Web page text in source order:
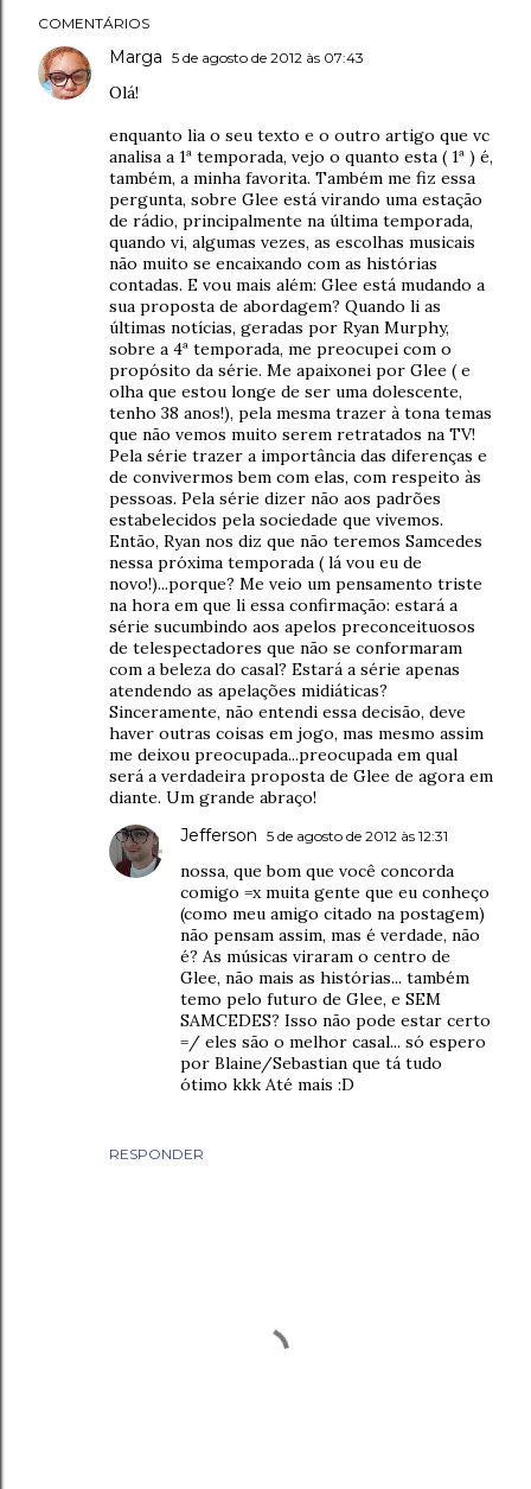
COMENTÁRIOS
Marga 5 de agosto de 2012 às 07:43
Olá!
enquanto lia o seu texto e o outro artigo que vc
analisa a 1ª temporada, vejo o quanto esta ( 1ª ) é,
também, a minha favorita. Também me fiz essa
pergunta, sobre Glee está virando uma estação
de rádio, principalmente na última temporada,
quando vi, algumas vezes, as escolhas musicais
não muito se encaixando com as histórias
contadas. E vou mais além: Glee está mudando a
sua proposta de abordagem? Quando li as
últimas notícias, geradas por Ryan Murphy,
sobre a 4ª temporada, me preocupei com o
propósito da série. Me apaixonei por Glee ( e
olha que estou longe de ser uma dolescente,
tenho 38 anos!), pela mesma trazer à tona temas
que não vemos muito serem retratados na TV!
Pela série trazer a importância das diferenças e
de convivermos bem com elas, com respeito às
pessoas. Pela série dizer não aos padrões
estabelecidos pela sociedade que vivemos.
Então, Ryan nos diz que não teremos Samcedes
nessa próxima temporada ( lá vou eu de
novo!)...porque? Me veio um pensamento triste
na hora em que li essa confirmação: estará a
série sucumbindo aos apelos preconceituosos
de telespectadores que não se conformaram
com a beleza do casal? Estará a série apenas
atendendo as apelações midiáticas?
Sinceramente, não entendi essa decisão, deve
haver outras coisas em jogo, mas mesmo assim
me deixou preocupada...preocupada em qual
será a verdadeira proposta de Glee de agora em
diante. Um grande abraço!
RESPONDER
Jefferson 5 de agosto de 2012 às 12:31
nossa, que bom que você concorda
comigo =x muita gente que eu conheço
(como meu amigo citado na postagem)
não pensam assim, mas é verdade, não
é? As músicas viraram o centro de
Glee, não mais as histórias... também
temo pelo futuro de Glee, e SEM
SAMCEDES? Isso não pode estar certo
=/ eles são o melhor casal... só espero
por Blaine/Sebastian que tá tudo
ótimo kkk Até mais :D